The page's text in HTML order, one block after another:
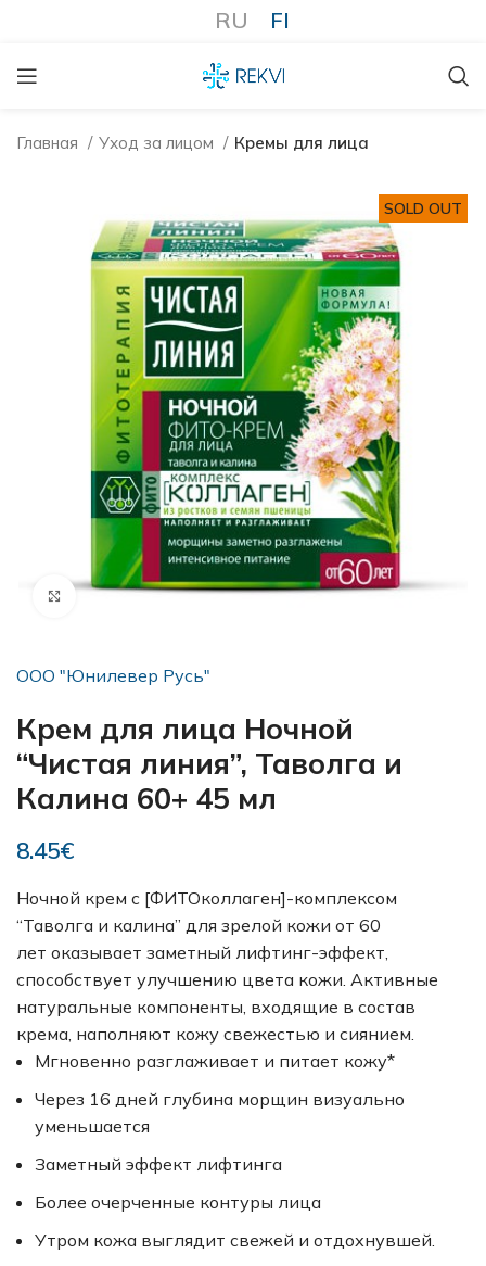
RU FI
Главная Уход за лицом Кремы для лица
SOLD OUT
Увеличить
OOO "Юнилевер Русь"
Крем для лица Ночной
“Чистая линия”, Таволга и
Калина 60+ 45 мл
8.45€
Ночной крем с [ФИТОколлаген]-комплексом
“Таволга и калина” для зрелой кожи от 60
лет оказывает заметный лифтинг-эффект,
способствует улучшению цвета кожи. Активные
натуральные компоненты, входящие в состав
крема, наполняют кожу свежестью и сиянием.
Мгновенно разглаживает и питает кожу*
Через 16 дней глубина морщин визуально
уменьшается
Заметный эффект лифтинга
Более очерченные контуры лица
Утром кожа выглядит свежей и отдохнувшей.